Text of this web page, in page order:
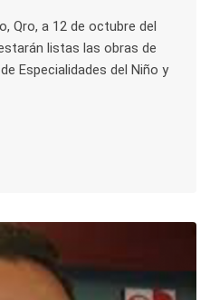
Qro, a 12 de octubre del
listas las obras de
Especialidades del Niño y